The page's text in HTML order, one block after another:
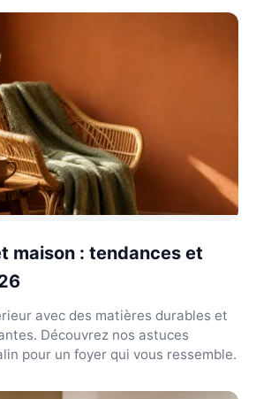
maison : tendances et
avec des matières durables et
Découvrez nos astuces
pour un foyer qui vous ressemble.